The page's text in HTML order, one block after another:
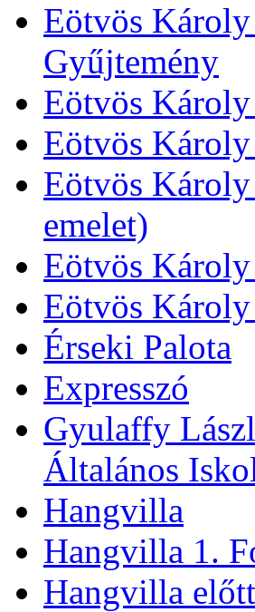
Eötvös
Gyűjtemény
Eötvös
Eötvös
Eötvös
emelet)
Eötvös
Eötvös
Érseki Palota
Expresszó
Gyulaffy
Általános
Hangvilla
Hangvilla 1.
Hangvilla